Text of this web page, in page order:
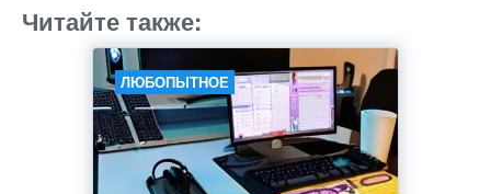
Читайте также:
ЛЮБОПЫТНОЕ